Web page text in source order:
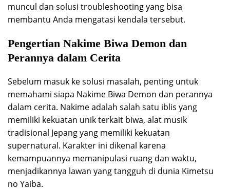
muncul dan solusi troubleshooting yang bisa
membantu Anda mengatasi kendala tersebut.
Pengertian Nakime Biwa Demon dan
Perannya dalam Cerita
Sebelum masuk ke solusi masalah, penting untuk
memahami siapa Nakime Biwa Demon dan perannya
dalam cerita. Nakime adalah salah satu iblis yang
memiliki kekuatan unik terkait biwa, alat musik
tradisional Jepang yang memiliki kekuatan
supernatural. Karakter ini dikenal karena
kemampuannya memanipulasi ruang dan waktu,
menjadikannya lawan yang tangguh di dunia Kimetsu
no Yaiba.